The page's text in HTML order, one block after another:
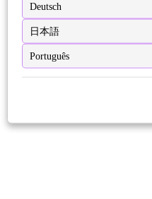
Deutsch
日本語
Português